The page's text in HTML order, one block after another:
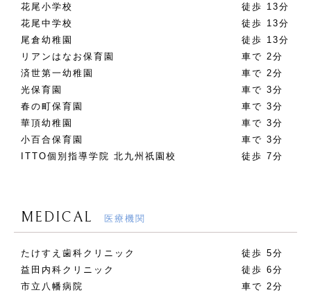
花尾小学校
徒歩 13分
花尾中学校
徒歩 13分
尾倉幼稚園
徒歩 13分
リアンはなお保育園
車で 2分
済世第一幼稚園
車で 2分
光保育園
車で 3分
春の町保育園
車で 3分
華頂幼稚園
車で 3分
小百合保育園
車で 3分
ITTO個別指導学院 北九州祇園校
徒歩 7分
MEDICAL 医療機関
たけすえ歯科クリニック
徒歩 5分
益田内科クリニック
徒歩 6分
市立八幡病院
車で 2分